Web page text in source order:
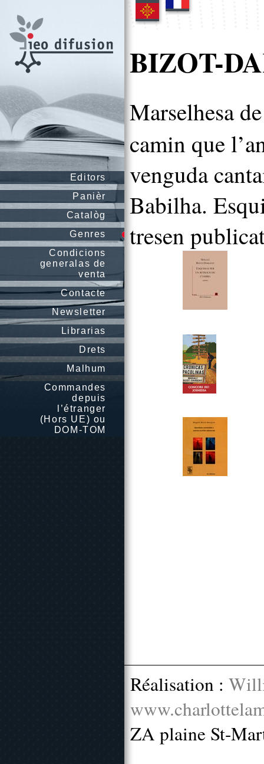
Editors
Panièr
Catalòg
Genres
Condicions
generalas de
venta
Contacte
Newsletter
Librarias
Drets
Malhum
Commandes
depuis
l’étranger
(Hors UE) ou
DOM-TOM
BIZOT-
Marselhesa
camin que
venguda
Babilha.
tresen
Réalisation :
ZA plaine St-